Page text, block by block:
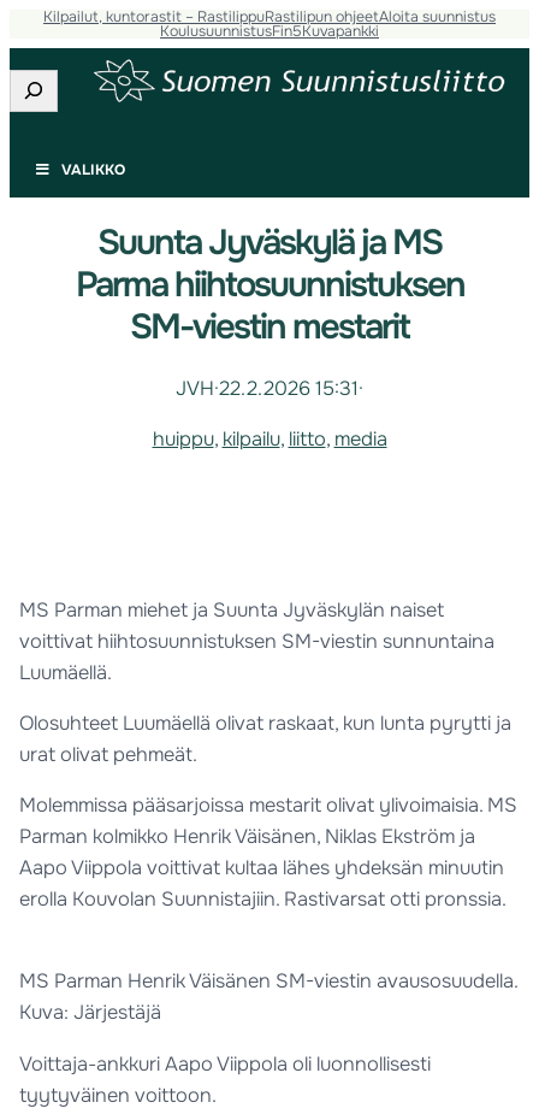
Kilpailut, kuntorastit – RastilippuRastilipun ohjeetAloita suunnistus
KoulusuunnistusFin5Kuvapankki
Etsi
VALIKKO
Suunta Jyväskylä ja MS
Parma hiihtosuunnistuksen
SM-viestin mestarit
JVH·22.2.2026 15:31·
huippu, kilpailu, liitto, media
MS Parman miehet ja Suunta Jyväskylän naiset
voittivat hiihtosuunnistuksen SM-viestin sunnuntaina
Luumäellä.
Olosuhteet Luumäellä olivat raskaat, kun lunta pyrytti ja
urat olivat pehmeät.
Molemmissa pääsarjoissa mestarit olivat ylivoimaisia. MS
Parman kolmikko Henrik Väisänen, Niklas Ekström ja
Aapo Viippola voittivat kultaa lähes yhdeksän minuutin
erolla Kouvolan Suunnistajiin. Rastivarsat otti pronssia.
MS Parman Henrik Väisänen SM-viestin avausosuudella.
Kuva: Järjestäjä
Voittaja-ankkuri Aapo Viippola oli luonnollisesti
tyytyväinen voittoon.